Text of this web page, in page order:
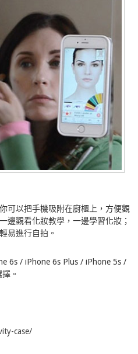
可以把手機吸附在廚櫃上，方便觀
邊觀看化妝教學，一邊學習化妝；
易進行自拍。
6s / iPhone 6s Plus / iPhone 5s /
。
case/